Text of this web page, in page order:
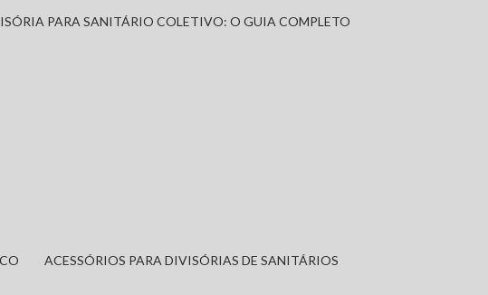
PARA SANITÁRIO COLETIVO: O GUIA COMPLETO
ACESSÓRIOS PARA DIVISÓRIAS DE SANITÁRIOS